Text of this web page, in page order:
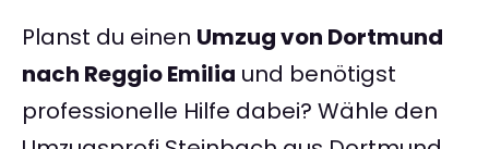
Planst du einen Umzug von Dortmund
nach Reggio Emilia und benötigst
professionelle Hilfe dabei? Wähle den